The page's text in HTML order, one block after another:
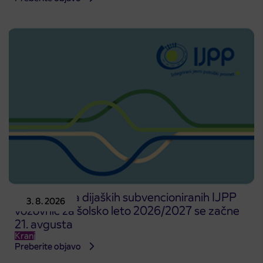
3. 8. 2026
Predprodaja dijaških subvencioniranih IJPP
vozovnic za šolsko leto 2026/2027 se začne
21. avgusta
Kranj
Preberite objavo